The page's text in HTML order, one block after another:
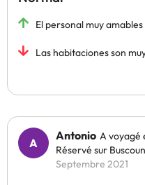
El personal muy
Las habitaciones son
Antonio A voyagé
Réservé sur
Septembre 2021